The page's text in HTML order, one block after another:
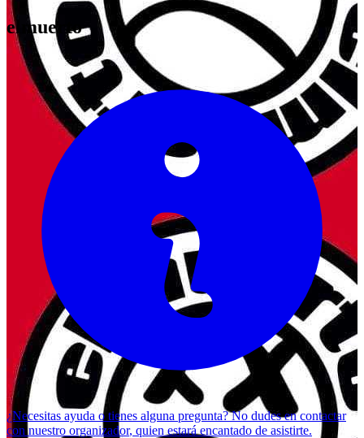
elmuerto
¿Necesitas ayuda o tienes alguna pregunta? No dudes encontactar
con nuestro organizador, quien estará encantado de asistirte.